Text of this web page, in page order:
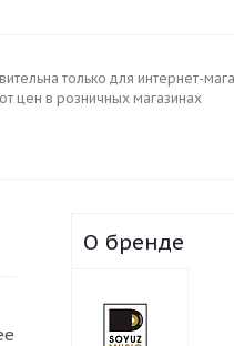
только для интернет-
от цен в розничных магазинах
О бренде